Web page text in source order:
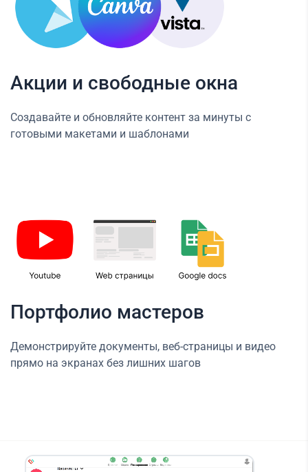
Акции и свободные окна
Создавайте и обновляйте контент за минуты с
готовыми макетами и шаблонами
Портфолио мастеров
Демонстрируйте документы, веб-страницы и видео
прямо на экранах без лишних шагов